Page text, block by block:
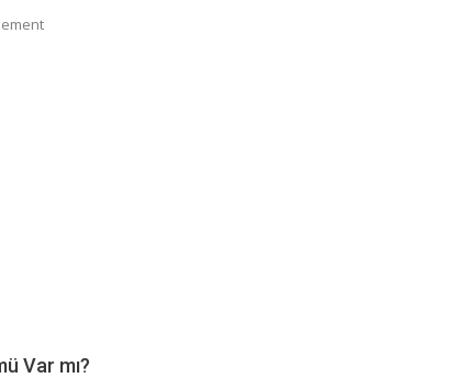
Var mı?